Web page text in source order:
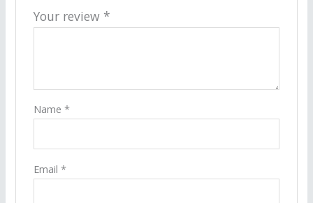
Your review *
Name *
Email *